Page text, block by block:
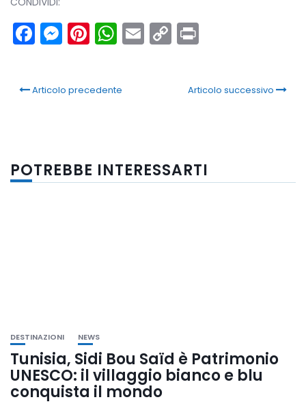
Facebook
Messenger
Pinterest
WhatsApp
Email
Copy
Articolo precedente Articolo successivo
POTREBBE INTERESSARTI
DESTINAZIONI NEWS
Tunisia, Sidi Bou Saïd è Patrimonio
UNESCO: il villaggio bianco e blu
conquista il mondo